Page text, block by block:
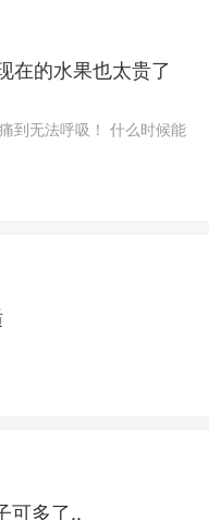
在的水果也太贵了
到无法呼吸！ 什么时候能
可多了..